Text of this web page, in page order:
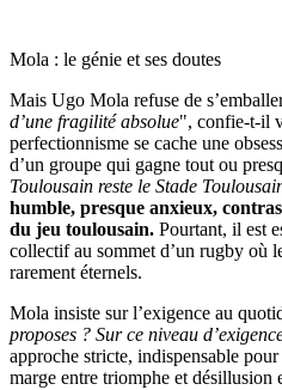
Mola : le génie et ses doutes
Mais Ugo Mola refuse de
d’une fragilité absolue", confie-t-il
perfectionnisme se cache une
d’un groupe qui gagne tout ou
Toulousain reste le Stade
humble, presque anxieux,
du jeu toulousain. Pourtant, il est
collectif au sommet d’un rugby où
rarement éternels.
Mola insiste sur l’exigence au
proposes ? Sur ce niveau
approche stricte, indispensable
marge entre triomphe et désillusion